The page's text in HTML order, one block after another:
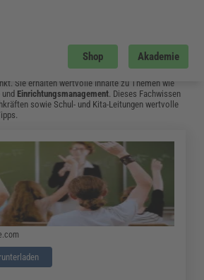
Shop Akademie
Bundeskinderschutzgesetz – Wann Wird Sie
Sie erhalten wertvolle Inhalte zu Themen wie
und Einrichtungsmanagement. Dieses Fachwissen
sowie Schul- und Kita-Leitungen wertvolle